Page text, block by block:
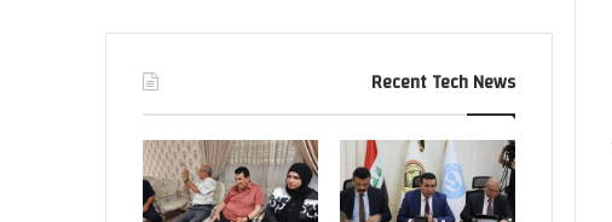
Recent Tech News